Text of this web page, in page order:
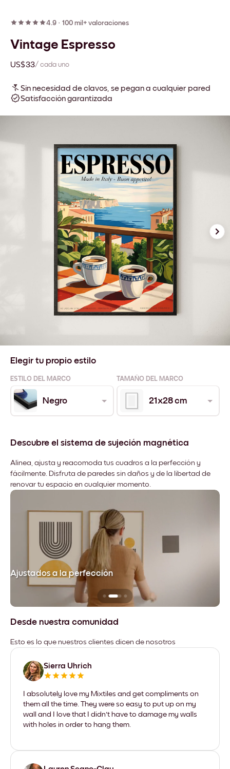
4.9 · 100 mil+ valoraciones
Vintage Espresso
US$33/ cada uno
Sin necesidad de clavos, se pegan a cualquier pared
Satisfacción garantizada
Elegir tu propio estilo
ESTILO DEL MARCO TAMAÑO DEL MARCO
Negro 21x28 cm
Descubre el sistema de sujeción magnética
Alinea, ajusta y reacomoda tus cuadros a la perfección y
fácilmente. Disfruta de paredes sin daños y de la libertad de
renovar tu espacio en cualquier momento.
Ajustados a la perfección
Desde nuestra comunidad
Esto es lo que nuestros clientes dicen de nosotros
Sierra Uhrich
I absolutely love my Mixtiles and get compliments on
them all the time. They were so easy to put up on my
wall and I love that I didn't have to damage my walls
with holes in order to hang them.